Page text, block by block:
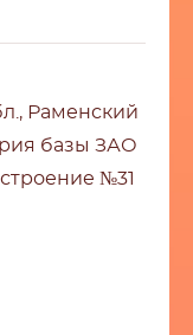
Раменский
базы ЗАО
№31